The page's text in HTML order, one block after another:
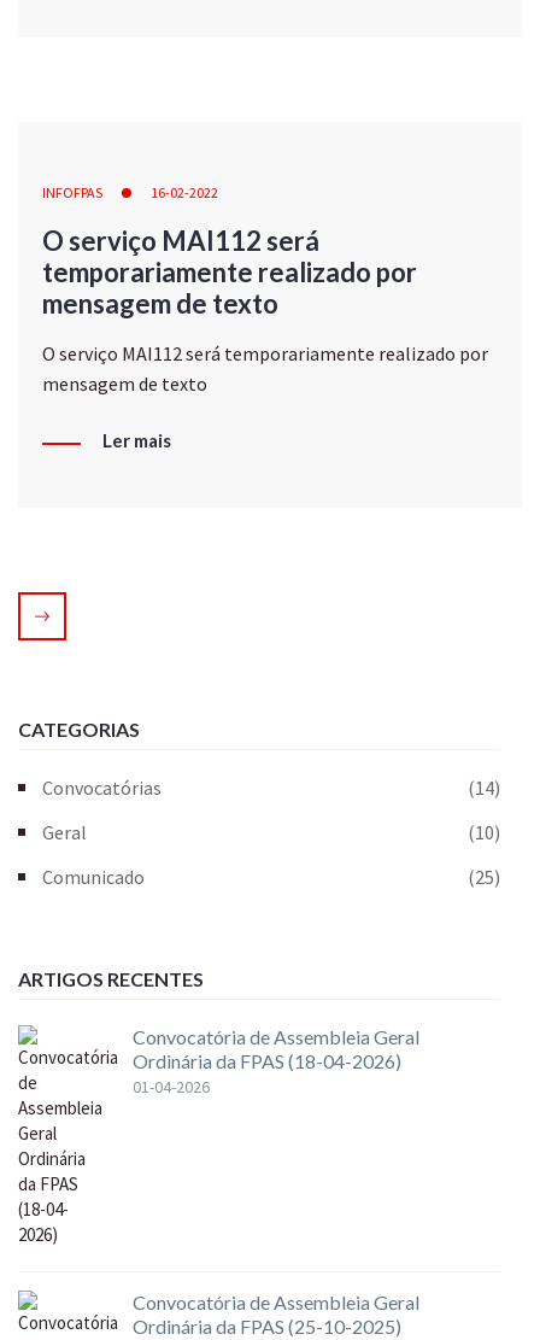
INFOFPAS 16-02-2022
O serviço MAI112 será
temporariamente realizado por
mensagem de texto
O serviço MAI112 será temporariamente realizado por
mensagem de texto
Ler mais
CATEGORIAS
Convocatórias
(14)
Geral
(10)
Comunicado
(25)
ARTIGOS RECENTES
Convocatória de Assembleia Geral
Ordinária da FPAS (18-04-2026)
01-04-2026
Convocatória de Assembleia Geral
Ordinária da FPAS (25-10-2025)